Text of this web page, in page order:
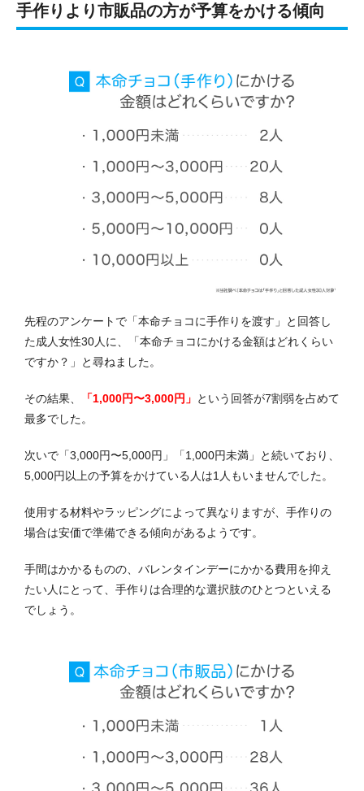
手作りより市販品の方が予算をかける傾向
先程のアンケートで「本命チョコに手作りを渡す」と回答し
た成人女性30人に、「本命チョコにかける金額はどれくらい
ですか？」と尋ねました。
その結果、 「1,000円〜3,000円」 という回答が7割弱を占めて
最多でした。
次いで「3,000円〜5,000円」「1,000円未満」と続いており、
5,000円以上の予算をかけている人は1人もいませんでした。
使用する材料やラッピングによって異なりますが、手作りの
場合は安価で準備できる傾向があるようです。
手間はかかるものの、バレンタインデーにかかる費用を抑え
たい人にとって、手作りは合理的な選択肢のひとつといえる
でしょう。